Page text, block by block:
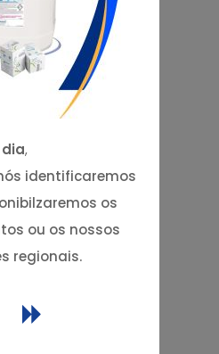
,
identificaremos
os
ou os nossos
regionais.